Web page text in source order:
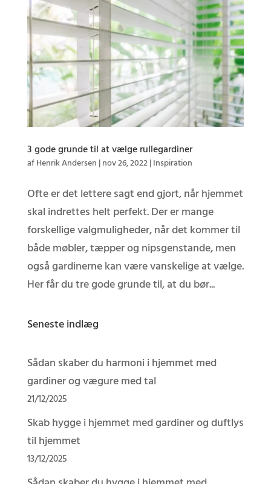
3 gode grunde til at vælge rullegardiner
afHenrik Andersen |nov 26, 2022|Inspiration
Ofte er det lettere sagt end gjort, når hjemmet
skal indrettes helt perfekt. Der er mange
forskellige valgmuligheder, når det kommer til
både møbler, tæpper og nipsgenstande, men
også gardinerne kan være vanskelige at vælge.
Her får du tre gode grunde til, at du bør...
Seneste indlæg
Sådan skaber du harmoni i hjemmet med
gardiner og vægure med tal
21/12/2025
Skab hygge i hjemmet med gardiner og duftlys
til hjemmet
13/12/2025